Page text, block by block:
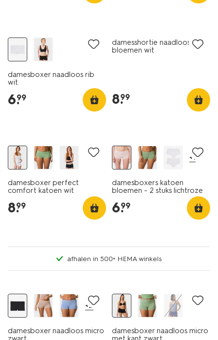
damesboxer naadloos rib
wit
6.
99
damesshortie naadloos rib
bloemen wit
8.
99
damesboxer perfect
comfort katoen wit
8.
99
+1
damesboxers katoen
bloemen - 2 stuks lichtroze
6.
99
afhalen in 500+ HEMA winkels
+2
damesboxer naadloos micro
damesboxer naadloos micro